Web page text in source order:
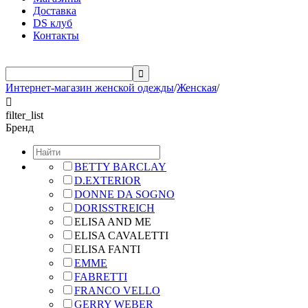
Доставка
DS клуб
Контакты

Интернет-магазин женской одежды/Женская/

filter_list
Бренд
BETTY BARCLAY
D.EXTERIOR
DONNE DA SOGNO
DORISSTREICH
ELISA AND ME
ELISA CAVALETTI
ELISA FANTI
EMME
FABRETTI
FRANCO VELLO
GERRY WEBER